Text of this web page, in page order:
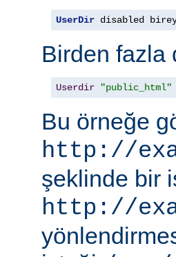
UserDir disabled
Birden fazla
Userdir "public_html"
Bu örneğe
http://
şeklinde bir
http://